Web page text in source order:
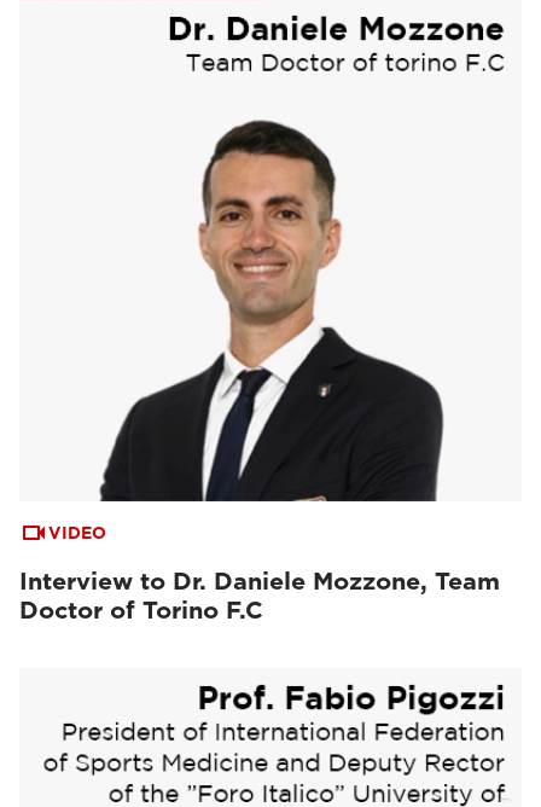
VIDEO
Interview to Dr. Daniele Mozzone, Team
Doctor of Torino F.C